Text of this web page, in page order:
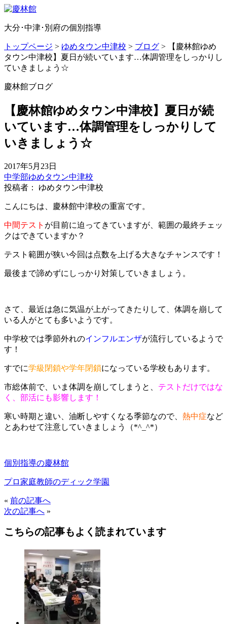
大分･中津･別府の個別指導
トップページ > ゆめタウン中津校 > ブログ >
【慶林館ゆめ
タウン中津校】夏日が続いています…体調管理をしっかりし
ていきましょう☆
慶林館ブログ
【慶林館ゆめタウン中津校】夏日が続
いています…体調管理をしっかりして
いきましょう☆
2017年5月23日
中学部ゆめタウン中津校
投稿者： ゆめタウン中津校
こんにちは、慶林館中津校の重富です。
中間テスト が目前に迫ってきていますが、範囲の最終チェッ
クはできていますか？
テスト範囲が狭い今回は点数を上げる大きなチャンスです！
最後まで諦めずにしっかり対策していきましょう。
さて、最近は急に気温が上がってきたりして、体調を崩して
いる人がとても多いようです。
中学校では季節外れのインフルエンザが流行しているようで
す！
すでに学級閉鎖や学年閉鎖になっている学校もあります。
市総体前で、いま体調を崩してしまうと、 テストだけではな
く、部活にも影響します！
寒い時期と違い、油断しやすくなる季節なので、 熱中症など
とあわせて注意していきましょう（*^_^*）
個別指導の慶林館
プロ家庭教師のディック学園
« 前の記事へ
次の記事へ »
こちらの記事もよく読まれています